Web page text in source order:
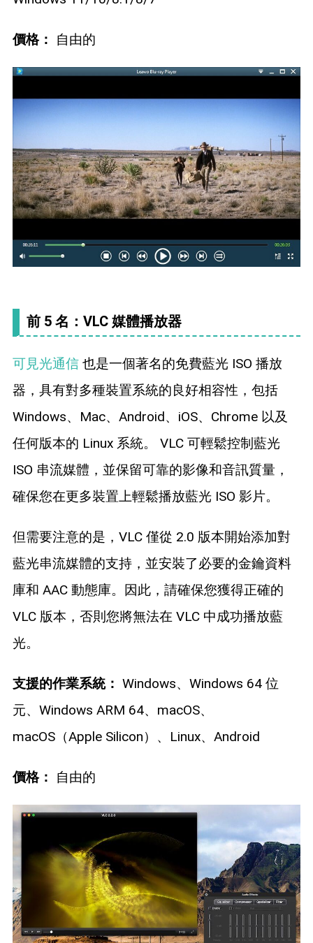
價格： 自由的
前 5 名：VLC 媒體播放器
可見光通信也是一個著名的免費藍光 ISO 播放
器，具有對多種裝置系統的良好相容性，包括
Windows、Mac、Android、iOS、Chrome 以及
任何版本的 Linux 系統。 VLC 可輕鬆控制藍光
ISO 串流媒體，並保留可靠的影像和音訊質量，
確保您在更多裝置上輕鬆播放藍光 ISO 影片。
但需要注意的是，VLC 僅從 2.0 版本開始添加對
藍光串流媒體的支持，並安裝了必要的金鑰資料
庫和 AAC 動態庫。因此，請確保您獲得正確的
VLC 版本，否則您將無法在 VLC 中成功播放藍
光。
支援的作業系統： Windows、Windows 64 位
元、Windows ARM 64、macOS、
macOS（Apple Silicon）、Linux、Android
價格： 自由的